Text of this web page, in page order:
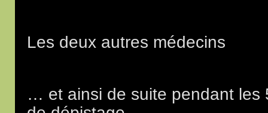
Les deux autres médecins
… et ainsi de suite pendant les